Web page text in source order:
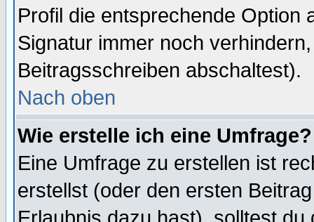
Profil die entsprechende Option
Signatur immer noch
Beitragsschreiben abschaltest).
Nach oben
Wie erstelle ich eine Umfrage?
Eine Umfrage zu erstellen ist
erstellst (oder den ersten